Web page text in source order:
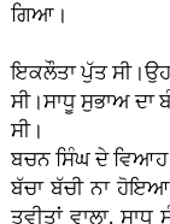
ਗਿਆ।
ਜੰਗੇ ਦਾ
ਇਕਲੌਤਾ ਪੁੱਤ
ਸੀ।ਸਾਧੂ ਸੁਭਾਅ ਦਾ
ਸੀ।
ਬਚਨ ਸਿੰਘ ਦੇ ਵਿਆਹ
ਬੱਚਾ ਬੱਚੀ ਨਾ
ਤਵੀਤਾਂ ਵਾਲਾ,